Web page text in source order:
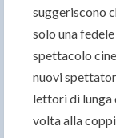
suggeriscono
solo una
spettacolo
nuovi
lettori di lunga
volta alla